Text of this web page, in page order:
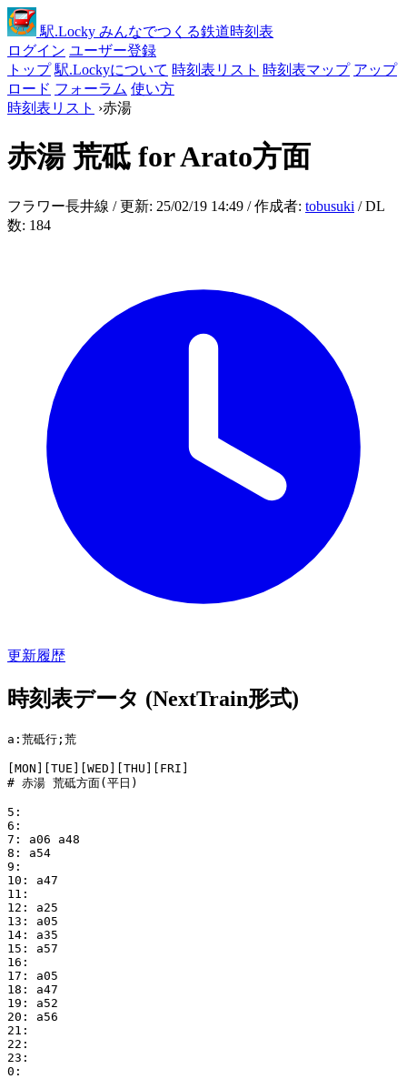
駅.Locky みんなでつくる鉄道時刻表
ログイン ユーザー登録
トップ 駅.Lockyについて 時刻表リスト 時刻表マップ アップ
ロード フォーラム 使い方
時刻表リスト ›赤湯
赤湯荒砥 for Arato方面
フラワー長井線 / 更新: 25/02/19 14:49 / 作成者: tobusuki / DL
数: 184
更新履歴
時刻表データ (NextTrain形式)
a:荒砥行;荒
[MON][TUE][WED][THU][FRI]
# 赤湯 荒砥方面(平日)
5:
6:
7: a06 a48
8: a54
9:
10: a47
11:
12: a25
13: a05
14: a35
15: a57
16:
17: a05
18: a47
19: a52
20: a56
21:
22:
23:
0: